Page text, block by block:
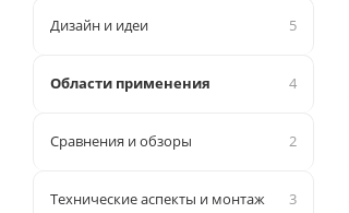
Дизайн и идеи 5
Области применения 4
Сравнения и обзоры 2
Технические аспекты и монтаж 3